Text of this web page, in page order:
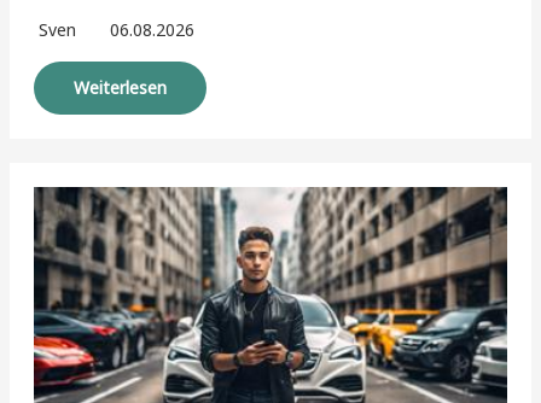
Sven 06.08.2026
Weiterlesen